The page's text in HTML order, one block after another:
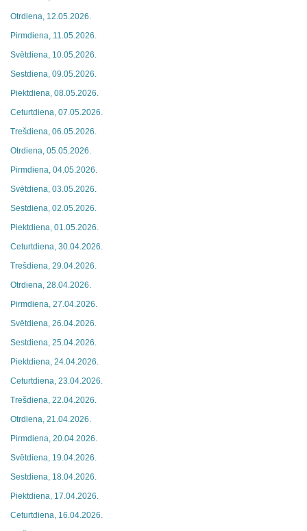
Otrdiena, 12.05.2026.
Pirmdiena, 11.05.2026.
Svētdiena, 10.05.2026.
Sestdiena, 09.05.2026.
Piektdiena, 08.05.2026.
Ceturtdiena, 07.05.2026.
Trešdiena, 06.05.2026.
Otrdiena, 05.05.2026.
Pirmdiena, 04.05.2026.
Svētdiena, 03.05.2026.
Sestdiena, 02.05.2026.
Piektdiena, 01.05.2026.
Ceturtdiena, 30.04.2026.
Trešdiena, 29.04.2026.
Otrdiena, 28.04.2026.
Pirmdiena, 27.04.2026.
Svētdiena, 26.04.2026.
Sestdiena, 25.04.2026.
Piektdiena, 24.04.2026.
Ceturtdiena, 23.04.2026.
Trešdiena, 22.04.2026.
Otrdiena, 21.04.2026.
Pirmdiena, 20.04.2026.
Svētdiena, 19.04.2026.
Sestdiena, 18.04.2026.
Piektdiena, 17.04.2026.
Ceturtdiena, 16.04.2026.